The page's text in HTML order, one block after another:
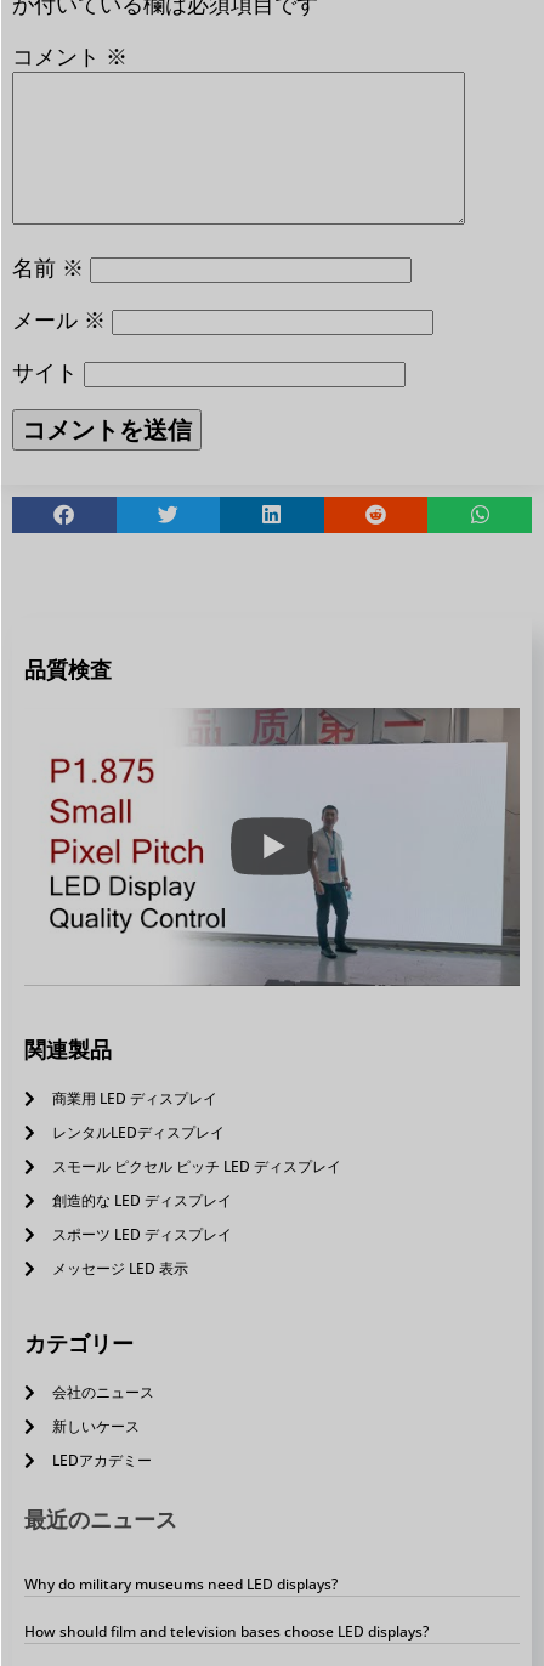
コメント ※
名前 ※
メール ※
サイト
品質検査
関連製品
商業用 LED ディスプレイ
レンタルLEDディスプレイ
スモール ピクセル ピッチ LED ディスプレイ
創造的な LED ディスプレイ
スポーツ LED ディスプレイ
メッセージ LED 表示
カテゴリー
会社のニュース
新しいケース
LEDアカデミー
最近のニュース
Why do military museums need LED displays?
How should film and television bases choose LED displays?